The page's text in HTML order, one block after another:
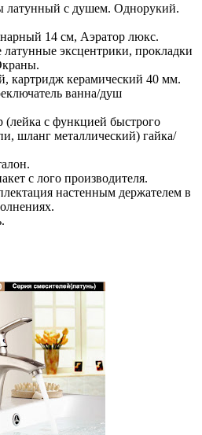
латунный с душем. Однорукий.
14 см, Аэратор люкс.
эксцентрики, прокладки
картридж керамический 40 мм.
ванна/душ
(лейка с функцией быстрого
шланг металлический) гайка/
с лого производителя.
настенным держателем в